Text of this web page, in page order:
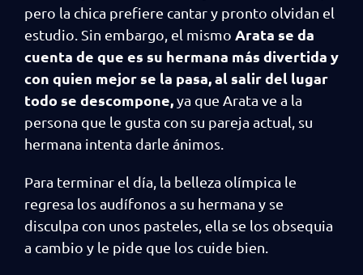
pero la chica prefiere cantar y pronto olvidan el
estudio. Sin embargo, el mismo Arata se da
cuenta de que es su hermana más divertida y
con quien mejor se la pasa, al salir del lugar
todo se descompone,ya que Arata ve a la
persona que le gusta con su pareja actual, su
hermana intenta darle ánimos.
Para terminar el día, la belleza olímpica le
regresa los audífonos a su hermana y se
disculpa con unos pasteles, ella se los obsequia
a cambio y le pide que los cuide bien.